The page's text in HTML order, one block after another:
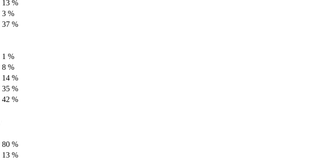
13 %
3 %
37 %
1 %
8 %
14 %
35 %
42 %
80 %
13 %